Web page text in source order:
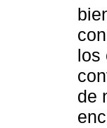
los
de